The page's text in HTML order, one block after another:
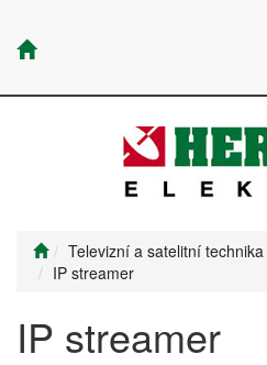
Televizní a satelitní technika
IP streamer
IP streamer